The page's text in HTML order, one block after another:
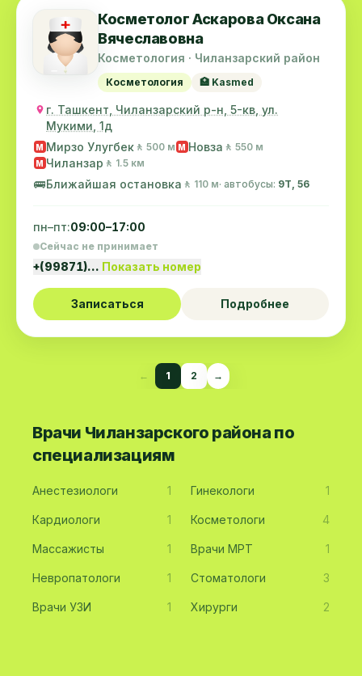
Косметолог Аскарова Оксана
Вячеславовна
Косметология · Чиланзарский район
Косметология 🏥 Kasmed
г. Ташкент, Чиланзарский р-н, 5-кв, ул.
Мукими, 1д
M Мирзо Улугбек 🚶 500 м M Новза 🚶 550 м
M Чиланзар 🚶 1.5 км
🚌Ближайшая остановка 🚶 110 м· автобусы: 9Т, 56
пн–пт:09:00–17:00
Сейчас не принимает
+(99871)… Показать номер
Записаться Подробнее
← 1 2 →
Врачи Чиланзарского района по
специализациям
Анестезиологи 1 Гинекологи 1
Кардиологи 1 Косметологи 4
Массажисты 1 Врачи МРТ 1
Невропатологи 1 Стоматологи 3
Врачи УЗИ 1 Хирурги 2